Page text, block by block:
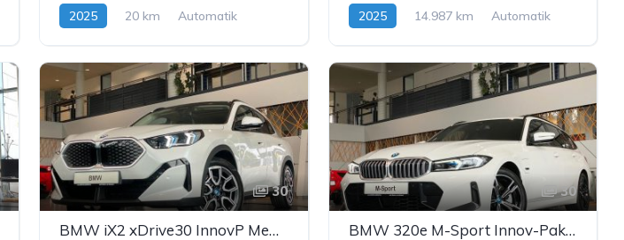
2025 20 km
Automatik
2025 14.987 km
Automatik
30
BMW iX2 xDrive30 InnovP Memory Pano H&K ACC AHK 360°
30
BMW 320e M-Sport Innov-Paket AmbienteB HUD H&K ACC